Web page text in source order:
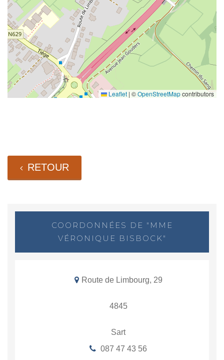
Leaflet | ©OpenStreetMapcontributors
RETOUR
COORDONNÉES DE "MME
VÉRONIQUE BISBOCK"
Route de Limbourg, 29
4845
Sart
087 47 43 56